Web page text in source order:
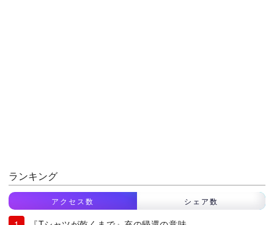
ランキング
アクセス数 シェア数